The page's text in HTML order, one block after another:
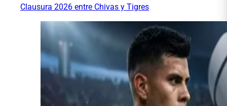
Clausura 2026 entre Chivas y Tigres